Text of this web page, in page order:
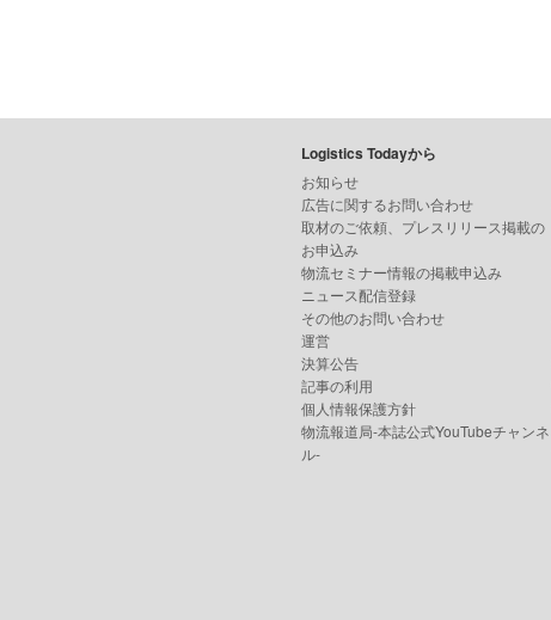
Logistics Todayから
お知らせ
広告に関するお問い合わせ
取材のご依頼、プレスリリース掲載の
お申込み
物流セミナー情報の掲載申込み
ニュース配信登録
その他のお問い合わせ
運営
決算公告
記事の利用
個人情報保護方針
物流報道局-本誌公式YouTubeチャンネ
ル-